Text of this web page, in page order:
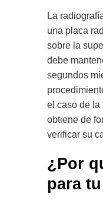
La
una placa
sobre la
debe
segundos
el caso de la
obtiene de
verificar su
¿Por
para